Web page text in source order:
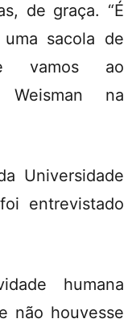
de graça. “É
sacola de
vamos ao
Weisman na
Universidade
entrevistado
humana
não houvesse